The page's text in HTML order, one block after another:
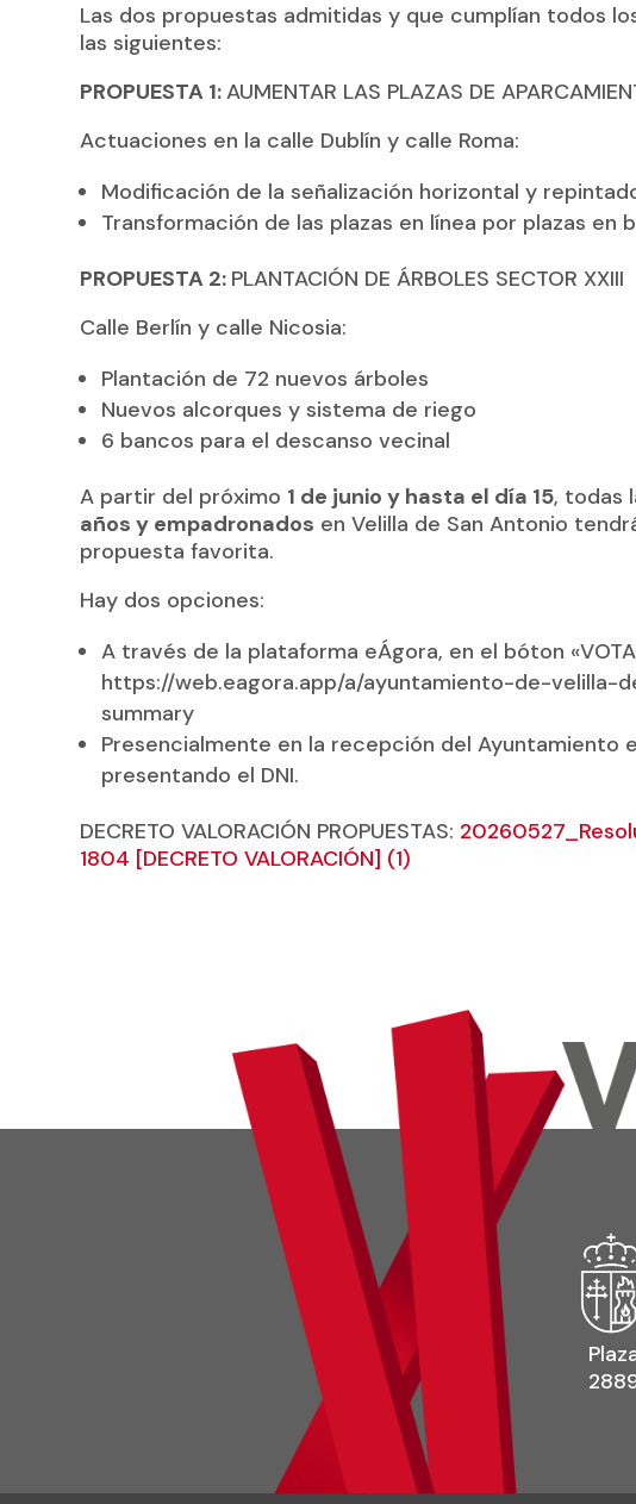
Las dos propuestas admitidas y que cumplían todos
las siguientes:
PROPUESTA 1:AUMENTAR LAS PLAZAS DE
Actuaciones en la calle Dublín y calle Roma:
Modificación de la señalización horizontal y
Transformación de las plazas en línea por plazas en
PROPUESTA 2: PLANTACIÓN DE ÁRBOLES SECTOR XXIII
Calle Berlín y calle Nicosia:
Plantación de 72 nuevos árboles
Nuevos alcorques y sistema de riego
6 bancos para el descanso vecinal
A partir del próximo 1 de junio y hasta el día 15, todas
años y empadronados en Velilla de San Antonio
propuesta favorita.
Hay dos opciones:
A través de la plataforma eÁgora, en el bóton
https://web.eagora.app/a/ayuntamiento-de-
summary
Presencialmente en la recepción del Ayuntamiento
presentando el DNI.
DECRETO VALORACIÓN PROPUESTAS:
1804 [DECRETO VALORACIÓN] (1)